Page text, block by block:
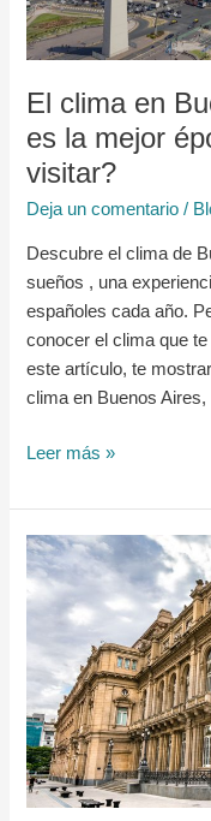
El clima en
es la mejor
visitar?
Deja un comentario /
Descubre el clima de
sueños , una
españoles cada año.
conocer el clima que
este artículo, te
clima en Buenos Aires,
es
la
época
del
año
visitar?
Leer más »
El
Teatro
Colón
Buenos
Aires:
Historia
y
Consejos
para